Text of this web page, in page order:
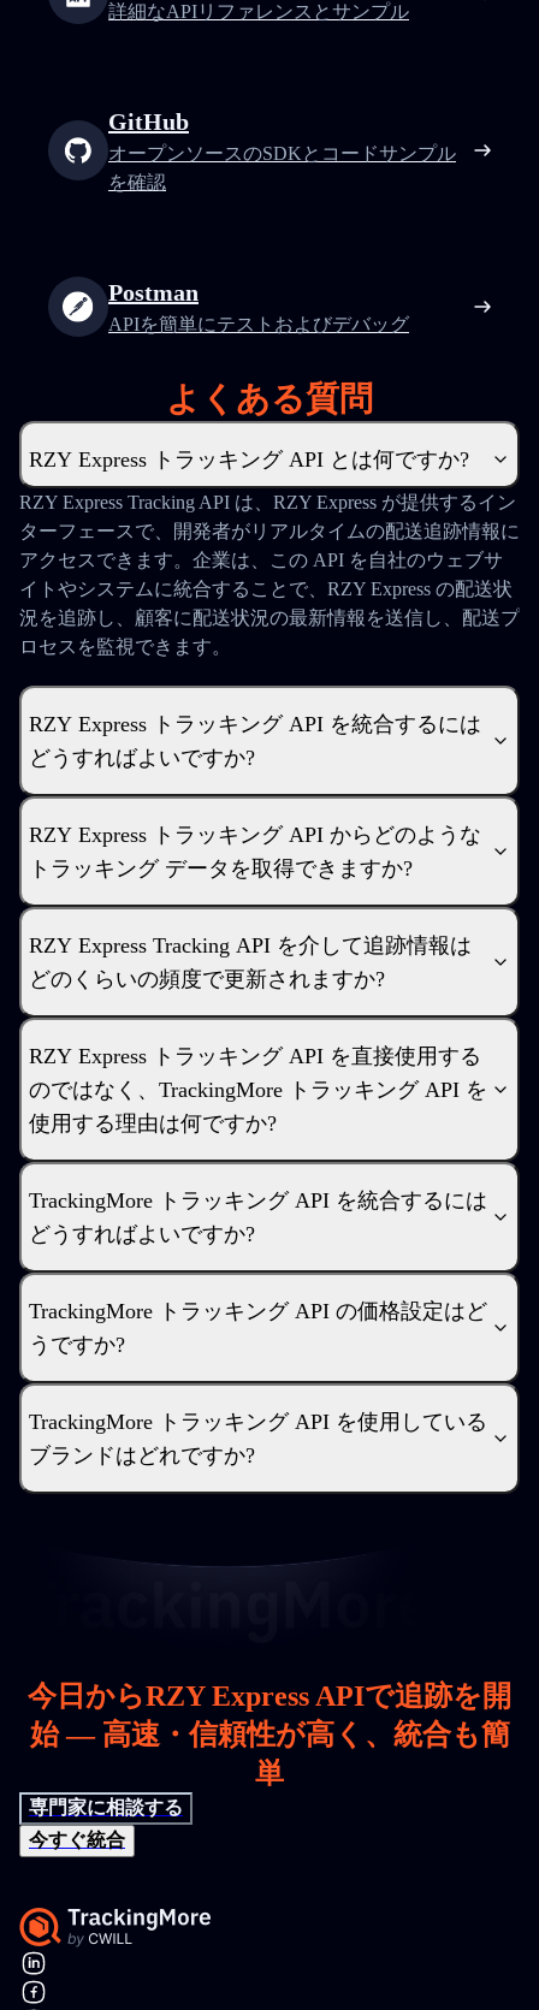
詳細なAPIリファレンスとサンプル
GitHub
オープンソースのSDKとコードサンプル
を確認
Postman
APIを簡単にテストおよびデバッグ
よくある質問
RZY Express トラッキング API とは何ですか?
RZY Express Tracking API は、RZY Express が提供するイン
ターフェースで、開発者がリアルタイムの配送追跡情報に
アクセスできます。企業は、この API を自社のウェブサ
イトやシステムに統合することで、RZY Express の配送状
況を追跡し、顧客に配送状況の最新情報を送信し、配送プ
ロセスを監視できます。
RZY Express トラッキング API を統合するには
どうすればよいですか?
RZY Express トラッキング API からどのような
トラッキング データを取得できますか?
RZY Express Tracking API を介して追跡情報は
どのくらいの頻度で更新されますか?
RZY Express トラッキング API を直接使用する
のではなく、TrackingMore トラッキング API を
使用する理由は何ですか?
TrackingMore トラッキング API を統合するには
どうすればよいですか?
TrackingMore トラッキング API の価格設定はど
うですか?
TrackingMore トラッキング API を使用している
ブランドはどれですか?
今日からRZY Express APIで追跡を開
始 — 高速・信頼性が高く、統合も簡
単
専門家に相談する
今すぐ統合